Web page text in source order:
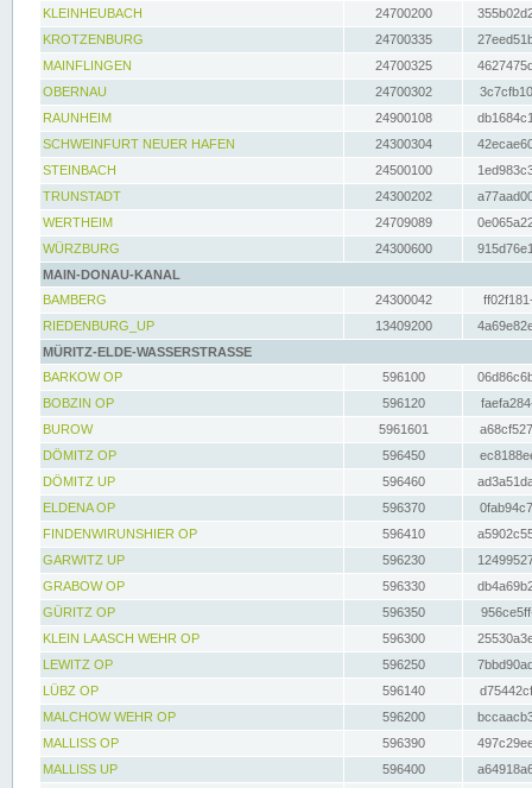
KLEINHEUBACH 24700200
KROTZENBURG
24700335
MAINFLINGEN
24700325
OBERNAU
24700302
RAUNHEIM
24900108
SCHWEINFURT NEUER HAFEN
24300304
STEINBACH
24500100
TRUNSTADT
24300202
WERTHEIM
24709089
WÜRZBURG
24300600
MAIN-DONAU-KANAL
BAMBERG
24300042
RIEDENBURG_UP
13409200
MÜRITZ-ELDE-WASSERSTRASSE
BARKOW OP
596100
BOBZIN OP
596120
BUROW
5961601
DÖMITZ OP
596450
DÖMITZ UP
596460
ELDENA OP
596370
FINDENWIRUNSHIER OP
596410
GARWITZ UP
596230
GRABOW OP
596330
GÜRITZ OP
596350
KLEIN LAASCH WEHR OP
596300
LEWITZ OP
596250
LÜBZ OP
596140
MALCHOW WEHR OP
596200
MALLISS OP
596390
MALLISS UP
596400